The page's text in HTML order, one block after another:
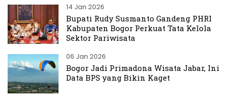
14 Jan 2026
Bupati Rudy Susmanto Gandeng PHRI
Kabupaten Bogor Perkuat Tata Kelola
Sektor Pariwisata
06 Jan 2026
Bogor Jadi Primadona Wisata Jabar, Ini
Data BPS yang Bikin Kaget